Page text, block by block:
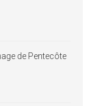
de Pentecôte